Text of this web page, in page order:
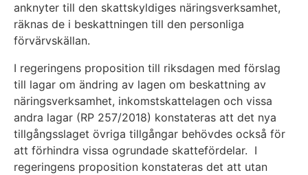
anknyter till den skattskyldiges näringsverksamhet,
räknas de i beskattningen till den personliga
förvärvskällan.
I regeringens proposition till riksdagen med förslag
till lagar om ändring av lagen om beskattning av
näringsverksamhet, inkomstskattelagen och vissa
andra lagar (RP 257/2018) konstateras att det nya
tillgångsslaget övriga tillgångar behövdes också för
att förhindra vissa ogrundade skattefördelar. I
regeringens proposition konstateras det att utan